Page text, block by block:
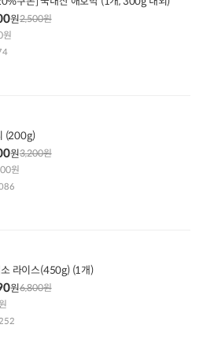
원2,500원
원
(200g)
원3,200원
원
레인보우채소 라이스(450g) (1개)
원6,800원